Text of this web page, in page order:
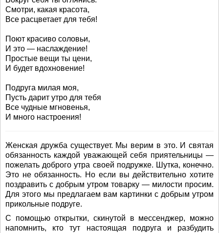
Смотри, какая красота,
Все расцветает для тебя!
Поют красиво соловьи,
И это — наслаждение!
Простые вещи ты цени,
И будет вдохновение!
Подруга милая моя,
Пусть дарит утро для тебя
Все чудные мгновенья,
И много настроения!
Женская дружба существует. Мы верим в это. И святая
обязанность каждой уважающей себя приятельницы —
пожелать доброго утра своей подружке. Шутка, конечно.
Это не обязанность. Но если вы действительно хотите
поздравить с добрым утром товарку — милости просим.
Для этого мы предлагаем вам картинки с добрым утром
прикольные подруге.
С помощью открытки, скинутой в мессенджер, можно
напомнить, кто тут настоящая подруга и разбудить